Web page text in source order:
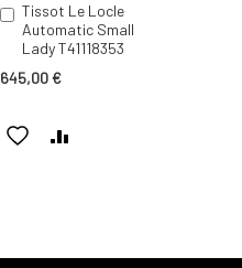
Tissot Le Locle
Automatic Small
Lady T41118353
645,00 €
Lisää
ostoskoriin
LISÄÄ